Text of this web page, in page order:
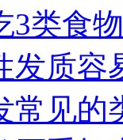
3类食
发质容
常见的